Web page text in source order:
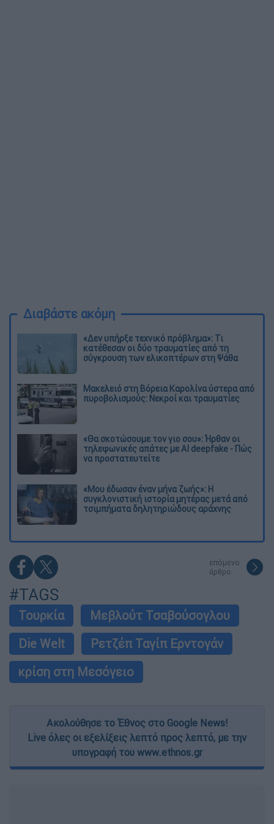
Διαβάστε ακόμη
«Δεν υπήρξε τεχνικό πρόβλημα»: Τι
κατέθεσαν οι δύο τραυματίες από τη
σύγκρουση των ελικοπτέρων στη Ψάθα
Μακελειό στη Βόρεια Καρολίνα ύστερα από
πυροβολισμούς: Νεκροί και τραυματίες
«Θα σκοτώσουμε τον γιο σου»: Ήρθαν οι
τηλεφωνικές απάτες με AI deepfake - Πώς
να προστατευτείτε
«Μου έδωσαν έναν μήνα ζωής»: Η
συγκλονιστική ιστορία μητέρας μετά από
τσιμπήματα δηλητηριώδους αράχνης
επόμενο
άρθρο
#TAGS
Τουρκία
Μεβλούτ Τσαβούσογλου
Die Welt
Ρετζέπ Ταγίπ Ερντογάν
κρίση στη Μεσόγειο
Ακολούθησε το Έθνος στο Google News!
Live όλες οι εξελίξεις λεπτό προς λεπτό, με την
υπογραφή του www.ethnos.gr